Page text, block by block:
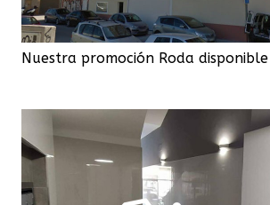
Nuestra promoción Roda